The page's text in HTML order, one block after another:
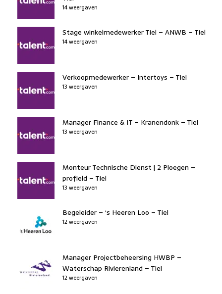
14 weergaven
Stage winkelmedewerker Tiel – ANWB – Tiel
14 weergaven
Verkoopmedewerker – Intertoys – Tiel
13 weergaven
Manager Finance & IT – Kranendonk – Tiel
13 weergaven
Monteur Technische Dienst | 2 Ploegen –
profield – Tiel
13 weergaven
Begeleider – ‘s Heeren Loo – Tiel
12 weergaven
Manager Projectbeheersing HWBP –
Waterschap Rivierenland – Tiel
12 weergaven